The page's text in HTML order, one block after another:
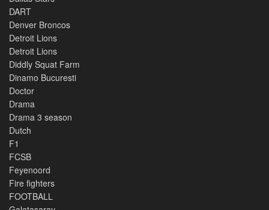
DART
Denver Broncos
Detroit Lions
Detroit Lions
Diddly Squat Farm
Dinamo Bucuresti
Doctor
Drama
Drama 3 season
Dutch
F1
FCSB
Feyenoord
Fire fighters
FOOTBALL